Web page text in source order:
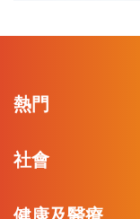
熱門
社會
健康及醫療